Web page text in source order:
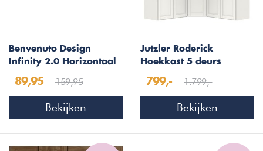
Benvenuto Design
Infinity 2.0 Horizontaal
89,95 159,95
Bekijken
Jutzler Roderick
Hoekkast 5 deurs
799,- 1.799,-
Bekijken